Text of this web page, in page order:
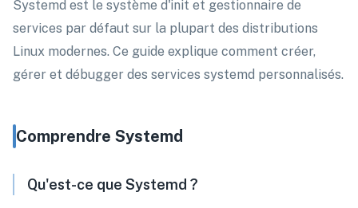
Systemd est le système d'init et gestionnaire de
services par défaut sur la plupart des distributions
Linux modernes. Ce guide explique comment créer,
gérer et débugger des services systemd personnalisés.
Comprendre Systemd
Qu'est-ce que Systemd ?